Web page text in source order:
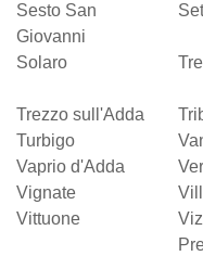
Sesto San
Giovanni
Solaro
Trezzo sull'Adda
Turbigo
Vaprio d'Adda
Vignate
Vittuone